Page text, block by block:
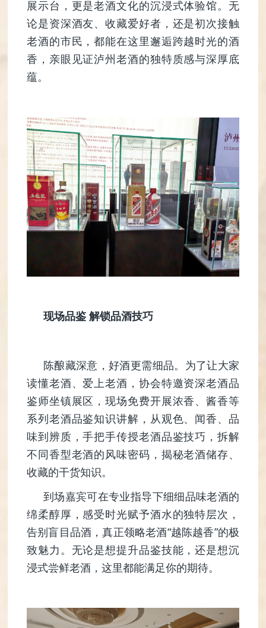
展示台，更是老酒文化的沉浸式体验馆。无
论是资深酒友、收藏爱好者，还是初次接触
老酒的市民，都能在这里邂逅跨越时光的酒
香，亲眼见证泸州老酒的独特质感与深厚底
蕴。
现场品鉴 解锁品酒技巧
陈酿藏深意，好酒更需细品。为了让大家
读懂老酒、爱上老酒，协会特邀资深老酒品
鉴师坐镇展区，现场免费开展浓香、酱香等
系列老酒品鉴知识讲解，从观色、闻香、品
味到辨质，手把手传授老酒品鉴技巧，拆解
不同香型老酒的风味密码，揭秘老酒储存、
收藏的干货知识。
到场嘉宾可在专业指导下细细品味老酒的
绵柔醇厚，感受时光赋予酒水的独特层次，
告别盲目品酒，真正领略老酒“越陈越香”的极
致魅力。无论是想提升品鉴技能，还是想沉
浸式尝鲜老酒，这里都能满足你的期待。